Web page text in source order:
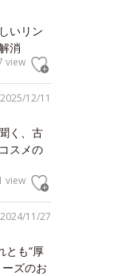
いリン
消
view
2025/12/11
く、古
スメの
view
2024/11/27
とも“厚
ズのお